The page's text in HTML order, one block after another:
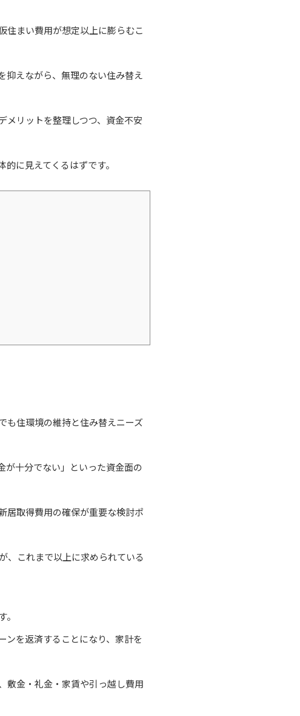
住まい費用が想定以上に膨らむこ
抑えながら、無理のない住み替え
メリットを整理しつつ、資金不安
に見えてくるはずです。
も住環境の維持と住み替えニーズ
が十分でない」といった資金面の
居取得費用の確保が重要な検討ポ
、これまで以上に求められている
ンを返済することになり、家計を
敷金・礼金・家賃や引っ越し費用